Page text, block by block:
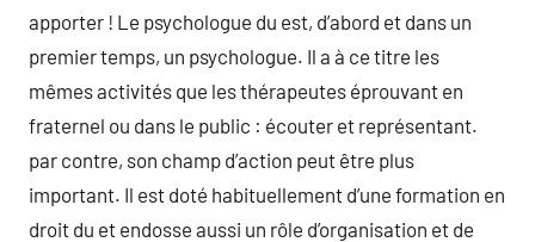
apporter ! Le psychologue du est, d’abord et dans un
premier temps, un psychologue. Il a à ce titre les
mêmes activités que les thérapeutes éprouvant en
fraternel ou dans le public : écouter et représentant.
par contre, son champ d’action peut être plus
important. Il est doté habituellement d’une formation en
droit du et endosse aussi un rôle d’organisation et de